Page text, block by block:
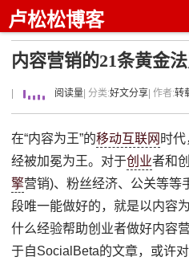
卢松松博客
内容营销的21条黄金法
阅读量 | 分类:好文分享 | 作者:转
在“内容为王”的移动互联网 时代
经被加冕为王。对于创业者和
擎营销)、粉丝经济、公关等等
段唯一能做好的，就是以内容
什么经验帮助创业者做好内容
于自SocialBeta的文章，或许对